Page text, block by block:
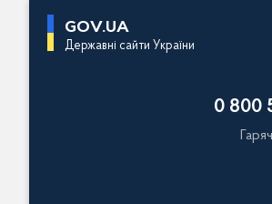
GOV.UA
Державні сайти України
0 800